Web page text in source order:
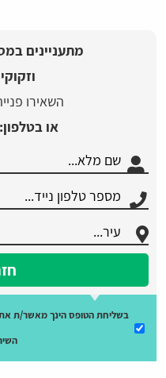
מתעניינים
השאירו
או
בשליחת הטופס הינך מאשר/ת